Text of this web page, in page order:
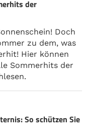
der
Doch
zu dem, was
Hier können
Sommerhits der
So schützen Sie